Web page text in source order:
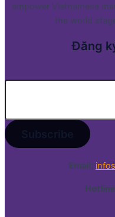
empower Vietnamese
the world
Đăng
Email: